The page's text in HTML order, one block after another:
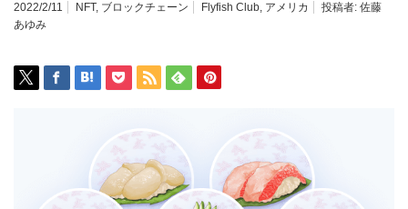
2022/2/11 NFT, ブロックチェーン Flyfish Club, アメリカ 投稿者: 佐藤
あゆみ